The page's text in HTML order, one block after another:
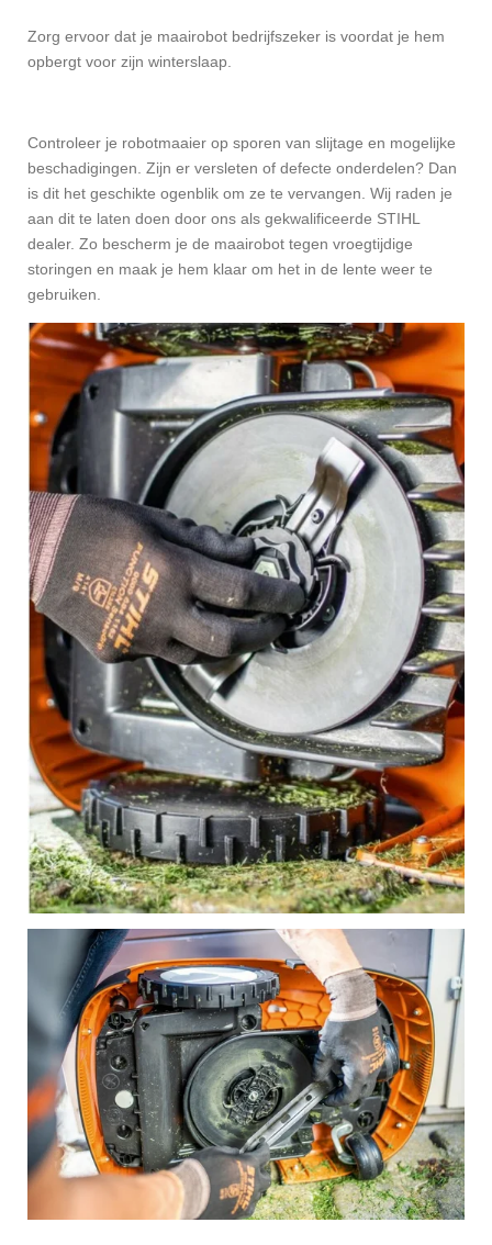
Zorg ervoor dat je maairobot bedrijfszeker is voordat je hem
opbergt voor zijn winterslaap.
Controleer je robotmaaier op sporen van slijtage en mogelijke
beschadigingen. Zijn er versleten of defecte onderdelen? Dan
is dit het geschikte ogenblik om ze te vervangen. Wij raden je
aan dit te laten doen door ons als gekwalificeerde STIHL
dealer. Zo bescherm je de maairobot tegen vroegtijdige
storingen en maak je hem klaar om het in de lente weer te
gebruiken.